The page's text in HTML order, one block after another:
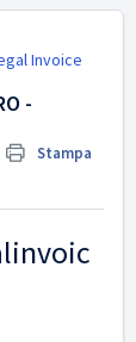
Invoice
-
Stampa